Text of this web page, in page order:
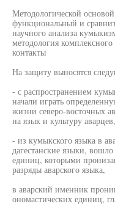
Методологической
функциональный и
научного анализа
методология
контакты
На защиту выносятся
- с распространением
начали играть
жизни северо-восточных
на язык и культуру аварцев,
- из кумыкского языка в
дагестанские языки,
единиц, которыми
разряды аварского языка,
в аварский именник
ономастических единиц,